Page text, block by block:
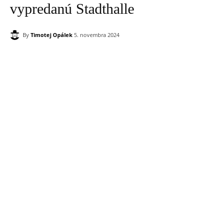
vypredanú Stadthalle
By Timotej Opálek 5. novembra 2024